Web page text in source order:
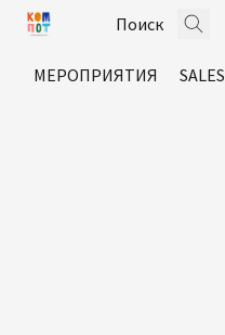
МЕРОПРИЯТИЯ SALES